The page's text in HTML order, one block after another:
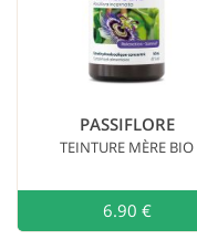
PASSIFLORE
TEINTURE MÈRE BIO
6.90 €